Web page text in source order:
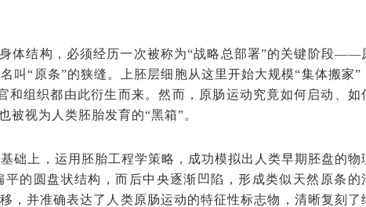
体结构，必须经历一次被称为“战略总部署”的关键阶段——
叫“原条”的狭缝。上胚层细胞从这里开始大规模“集体搬家”
组织都由此衍生而来。然而，原肠运动究竟如何启动、如
视为人类胚胎发育的“黑箱”。
础上，运用胚胎工程学策略，成功模拟出人类早期胚盘的物
的圆盘状结构，而后中央逐渐凹陷，形成类似天然原条的
，并准确表达了人类原肠运动的特征性标志物，清晰复刻了